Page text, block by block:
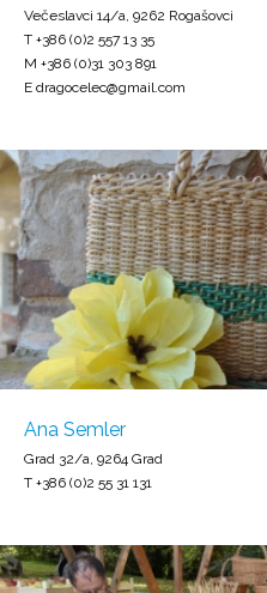
Večeslavci 14/a, 9262 Rogašovci
T +386 (0)2 557 13 35
M +386 (0)31 303 891
E dragocelec@gmail.com
Ana Semler
Grad 32/a, 9264 Grad
T +386 (0)2 55 31 131